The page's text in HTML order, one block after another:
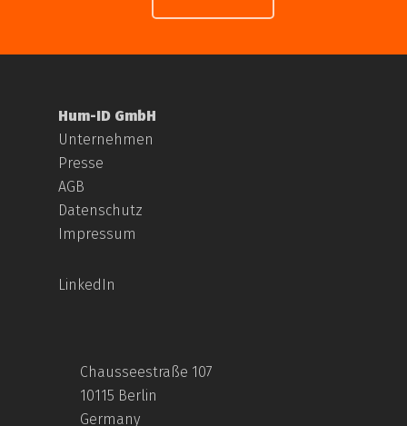
Hum-ID GmbH
Unternehmen
Presse
AGB
Datenschutz
Impressum
LinkedIn
Chausseestraße 107
10115 Berlin
Germany